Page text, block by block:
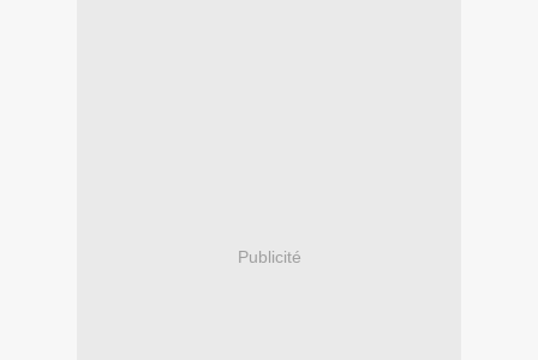
Publicité